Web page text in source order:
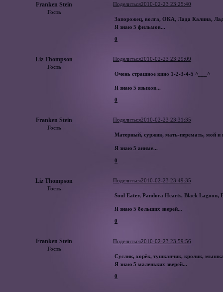
Поделиться2010-02-23 23:25:40
Franken Stein
Гость
Запорожец, волга, ОКА, Лада Калина,
Я знаю 5 фильмов...
0
Поделиться2010-02-23 23:29:09
Liz Thompson
Гость
Очень страшное кино 1-2-3-4-5 ^___^
Я знаю 5 языков...
0
Поделиться2010-02-23 23:31:35
Franken Stein
Гость
Матерный, суржик, мать-перемать, мой и
Я знаю 5 аниме...
0
Поделиться2010-02-23 23:49:35
Liz Thompson
Гость
Soul Eater, Pandora Hearts, Black Lagoon,
Я знаю 5 больших зверей...
0
Поделиться2010-02-23 23:59:56
Franken Stein
Гость
Суслик, хорёк, тушканчик, кролик,
Я знаю 5 маленьких зверей...
0